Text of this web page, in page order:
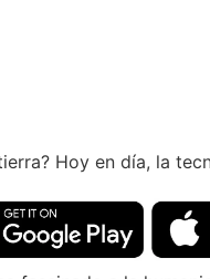
Hoy en día, la